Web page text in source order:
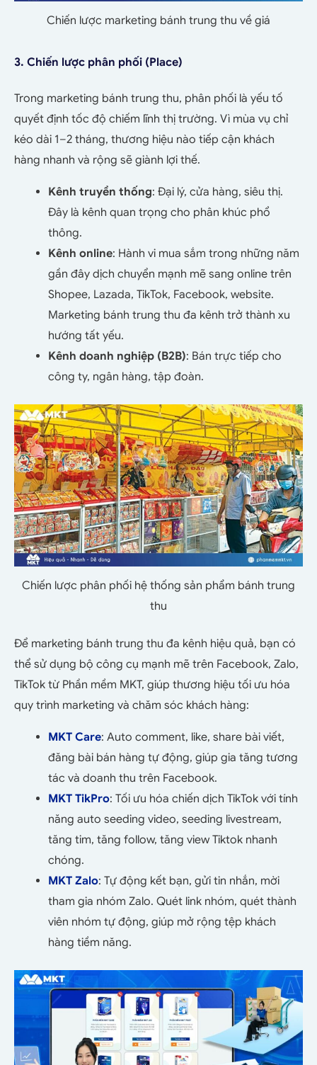
Chiến lược marketing bánh trung thu về giá
3. Chiến lược phân phối (Place)
Trong marketing bánh trung thu, phân phối là yếu tố
quyết định tốc độ chiếm lĩnh thị trường. Vì mùa vụ chỉ
kéo dài 1–2 tháng, thương hiệu nào tiếp cận khách
hàng nhanh và rộng sẽ giành lợi thế.
Kênh truyền thống: Đại lý, cửa hàng, siêu thị.
Đây là kênh quan trọng cho phân khúc phổ
thông.
Kênh online: Hành vi mua sắm trong những năm
gần đây dịch chuyển mạnh mẽ sang online trên
Shopee, Lazada, TikTok, Facebook, website.
Marketing bánh trung thu đa kênh trở thành xu
hướng tất yếu.
Kênh doanh nghiệp (B2B): Bán trực tiếp cho
công ty, ngân hàng, tập đoàn.
Chiến lược phân phối hệ thống sản phẩm bánh trung
thu
Để marketing bánh trung thu đa kênh hiệu quả, bạn có
thể sử dụng bộ công cụ mạnh mẽ trên Facebook, Zalo,
TikTok từ Phần mềm MKT, giúp thương hiệu tối ưu hóa
quy trình marketing và chăm sóc khách hàng:
MKT Care: Auto comment, like, share bài viết,
đăng bài bán hàng tự động, giúp gia tăng tương
tác và doanh thu trên Facebook.
MKT TikPro: Tối ưu hóa chiến dịch TikTok với tính
năng auto seeding video, seeding livestream,
tăng tim, tăng follow, tăng view Tiktok nhanh
chóng.
MKT Zalo: Tự động kết bạn, gửi tin nhắn, mời
tham gia nhóm Zalo. Quét link nhóm, quét thành
viên nhóm tự động, giúp mở rộng tệp khách
hàng tiềm năng.